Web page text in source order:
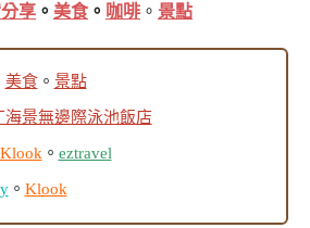
享 。 美食。 咖啡 。 景點
美食。 景點
海景無邊際泳池飯店
Klook 。 eztravel
。 Klook